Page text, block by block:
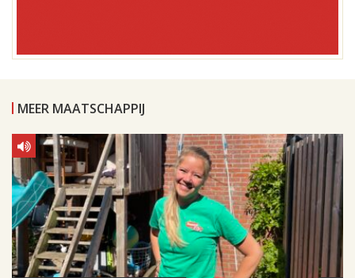
MEER MAATSCHAPPIJ